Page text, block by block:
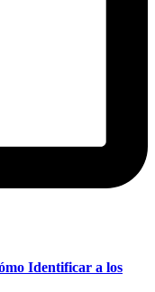
Identificar a los